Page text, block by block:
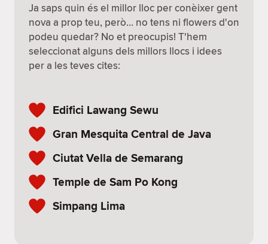
Ja saps quin és el millor lloc per conèixer gent
nova a prop teu, però… no tens ni flowers d'on
podeu quedar? No et preocupis! T'hem
seleccionat alguns dels millors llocs i idees
per a les teves cites:
Edifici Lawang Sewu
Gran Mesquita Central de Java
Ciutat Vella de Semarang
Temple de Sam Po Kong
Simpang Lima